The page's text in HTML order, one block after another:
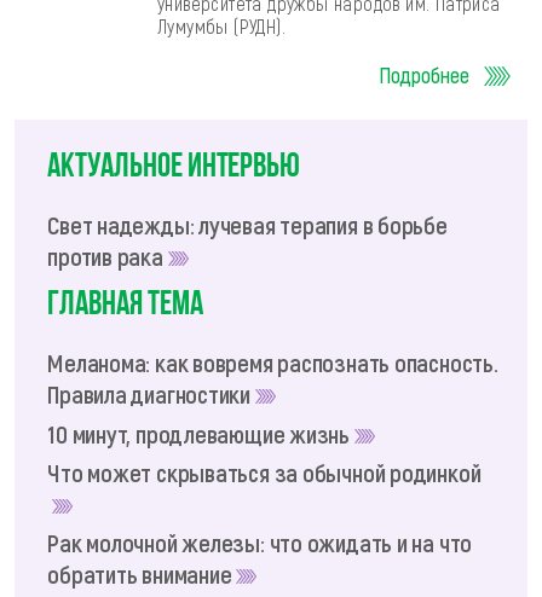
Лумумбы (РУДН).
Подробнее
Актуальное интервью
Свет надежды: лучевая терапия в борьбе
против рака
Главная тема
Меланома: как вовремя распознать опасность.
Правила диагностики
10 минут, продлевающие жизнь
Что может скрываться за обычной родинкой
Рак молочной железы: что ожидать и на что
обратить внимание